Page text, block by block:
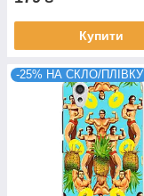
Купити
-25% НА СКЛО/ПЛІВКУ